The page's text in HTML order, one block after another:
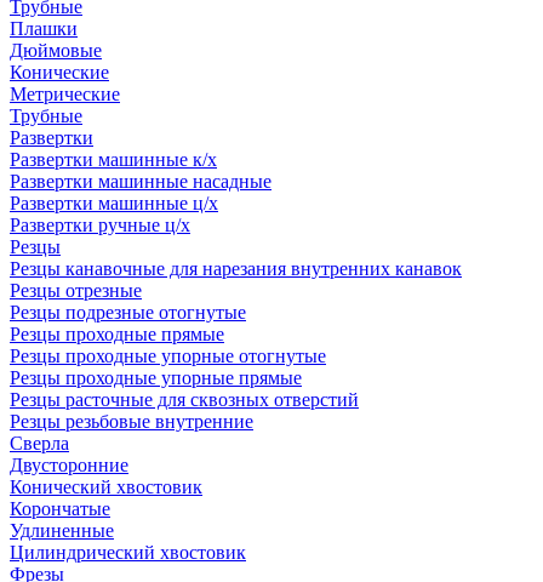
Трубные
Плашки
Дюймовые
Конические
Метрические
Трубные
Развертки
Развертки машинные к/х
Развертки машинные насадные
Развертки машинные ц/х
Развертки ручные ц/х
Резцы
Резцы канавочные для нарезания внутренних канавок
Резцы отрезные
Резцы подрезные отогнутые
Резцы проходные прямые
Резцы проходные упорные отогнутые
Резцы проходные упорные прямые
Резцы расточные для сквозных отверстий
Резцы резьбовые внутренние
Сверла
Двусторонние
Конический хвостовик
Корончатые
Удлиненные
Цилиндрический хвостовик
Фрезы